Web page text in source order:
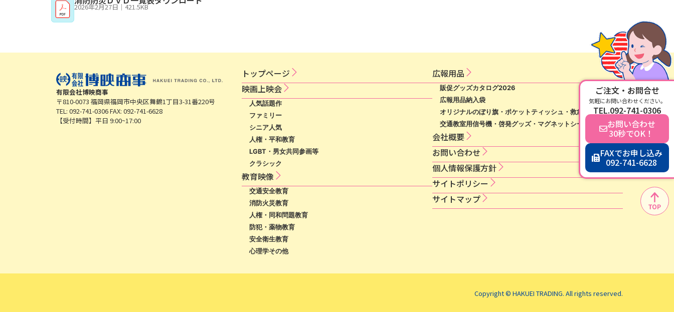
2026年2月27日｜421.5KB
有限会社博映商事
〒810-0073 福岡県福岡市中央区舞鶴1丁目3-31番220号
TEL: 092-741-0306 FAX: 092-741-6628
【受付時間】平日 9:00~17:00
トップページ
映​画​上​映​会​​
人気話題作
ファミリー
シニア人気
人権・平和教育
LGBT・男女共同参画等
クラシック
教育映像
交通安全教育
消防火災教育
人権・同和問題教育
防犯・薬物教育
安全衛生教育
心理学その他
広​報​用​品​
販促グッズカタログ2026
広報用品納入袋
オリジナルのぼり旗・ポケットティッシュ・救急絆創膏等
交通教室用信号機・啓発グッズ・マグネットシート等
会社概要
お問い合わせ
個​人​情​報​保​護​方​針​
サ​イ​ト​ポ​リ​シ​ー​
サイトマップ
Copyright © HAKUEI TRADING. All rights reserved.
ご注文・お問合せ
気軽にお問い合わせください。
TEL.092-741-0306
お問い合わせ
30秒でOK！
FAXでお申し込み
092-741-6628